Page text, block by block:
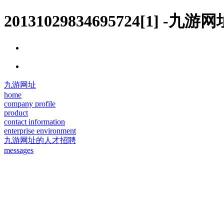
20131029834695724[1] -九游网
九游网址
home
company profile
product
contact information
enterprise environment
九游网址的人才招聘
messages